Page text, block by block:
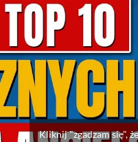
Kliknij "zgadzam się",